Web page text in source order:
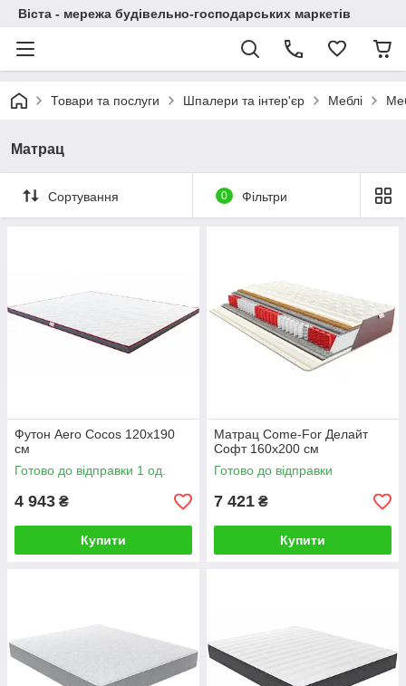
Віста - мережа будівельно-господарських маркетів
Товари та послуги Шпалери та інтер'єр Меблі
Матрац
Сортування 0 Фільтри
Футон Aero Cocos 120х190
см
Готово до відправки 1 од.
4 943 ₴
Купити
Матрац Come-For Делайт
Софт 160х200 см
Готово до відправки
7 421 ₴
Купити